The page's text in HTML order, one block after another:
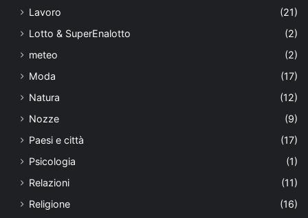
Lavoro
(21)
Lotto & SuperEnalotto
(2)
meteo
(2)
Moda
(17)
Natura
(12)
Nozze
(9)
Paesi e città
(17)
Psicologia
(1)
Relazioni
(11)
Religione
(16)